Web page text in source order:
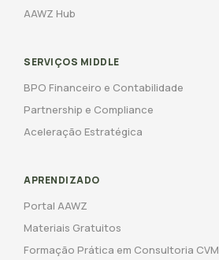
AAWZ Hub
SERVIÇOS MIDDLE
BPO Financeiro e Contabilidade
Partnership e Compliance
Aceleração Estratégica
APRENDIZADO
Portal AAWZ
Materiais Gratuitos
Formação Prática em Consultoria CVM